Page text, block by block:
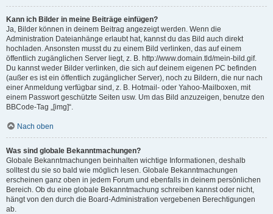
Kann ich Bilder in meine Beiträge einfügen?
Ja, Bilder können in deinem Beitrag angezeigt werden. Wenn die
Administration Dateianhänge erlaubt hat, kannst du das Bild auch direkt
hochladen. Ansonsten musst du zu einem Bild verlinken, das auf einem
öffentlich zugänglichen Server liegt, z. B. http://www.domain.tld/mein-bild.gif.
Du kannst weder Bilder verlinken, die sich auf deinem eigenen PC befinden
(außer es ist ein öffentlich zugänglicher Server), noch zu Bildern, die nur nach
einer Anmeldung verfügbar sind, z. B. Hotmail- oder Yahoo-Mailboxen, mit
einem Passwort geschützte Seiten usw. Um das Bild anzuzeigen, benutze den
BBCode-Tag „[img]“.
Nach oben
Was sind globale Bekanntmachungen?
Globale Bekanntmachungen beinhalten wichtige Informationen, deshalb
solltest du sie so bald wie möglich lesen. Globale Bekanntmachungen
erscheinen ganz oben in jedem Forum und ebenfalls in deinem persönlichen
Bereich. Ob du eine globale Bekanntmachung schreiben kannst oder nicht,
hängt von den durch die Board-Administration vergebenen Berechtigungen
ab.